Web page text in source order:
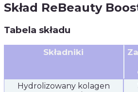
Skład ReBeauty
Tabela składu
Składniki
Hydrolizowany kolagen